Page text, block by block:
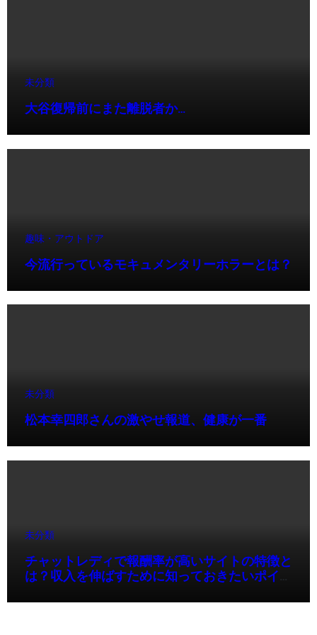
未分類
大谷復帰前にまた離脱者か…
趣味・アウトドア
今流行っているモキュメンタリーホラーとは？
未分類
松本幸四郎さんの激やせ報道、健康が一番
未分類
チャットレディで報酬率が高いサイトの特徴と
は？収入を伸ばすために知っておきたいポイン